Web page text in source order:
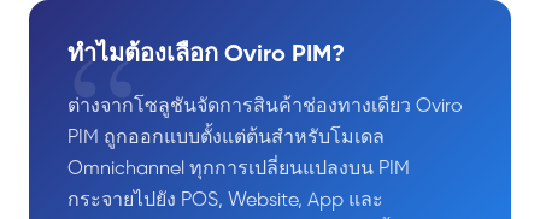
“
ทำไมต้องเลือก Oviro PIM?
ต่างจากโซลูชันจัดการสินค้าช่องทางเดียว Oviro
PIM ถูกออกแบบตั้งแต่ต้นสำหรับโมเดล
Omnichannel ทุกการเปลี่ยนแปลงบน PIM
กระจายไปยัง POS, Website, App และ